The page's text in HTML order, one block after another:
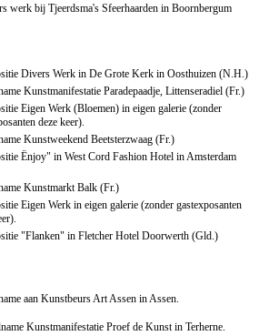
werk bij Tjeerdsma's Sfeerhaarden in Boornbergum
Divers Werk in De Grote Kerk in Oosthuizen (N.H.)
Kunstmanifestatie Paradepaadje, Littenseradiel (Fr.)
Eigen Werk (Bloemen) in eigen galerie (zonder
deze keer).
Kunstweekend Beetsterzwaag (Fr.)
Ënjoy" in West Cord Fashion Hotel in Amsterdam
Kunstmarkt Balk (Fr.)
Eigen Werk in eigen galerie (zonder gastexposanten
"Flanken" in Fletcher Hotel Doorwerth (Gld.)
aan Kunstbeurs Art Assen in Assen.
Kunstmanifestatie Proef de Kunst in Terherne.